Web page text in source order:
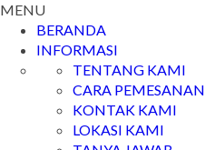
MENU
BERANDA
INFORMASI
TENTANG KAMI
CARA PEMESANAN
KONTAK KAMI
LOKASI KAMI